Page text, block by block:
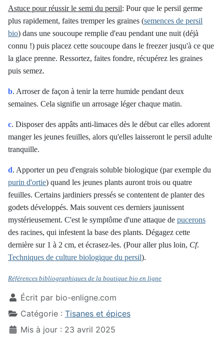
Astuce pour réussir le semi du persil: Pour que le persil germe
plus rapidement, faites tremper les graines (semences de persil
bio) dans une soucoupe remplie d'eau pendant une nuit (déjà
connu !) puis placez cette soucoupe dans le freezer jusqu'à ce que
la glace prenne. Ressortez, faites fondre, récupérez les graines
puis semez.
b. Arroser de façon à tenir la terre humide pendant deux
semaines. Cela signifie un arrosage léger chaque matin.
c. Disposer des appâts anti-limaces dès le début car elles adorent
manger les jeunes feuilles, alors qu'elles laisseront le persil adulte
tranquille.
d. Apporter un peu d'engrais soluble biologique (par exemple du
purin d'ortie) quand les jeunes plants auront trois ou quatre
feuilles. Certains jardiniers pressés se contentent de planter des
godets développés. Mais souvent ces derniers jaunissent
mystérieusement. C'est le symptôme d'une attaque de pucerons
des racines, qui infestent la base des plants. Dégagez cette
dernière sur 1 à 2 cm, et écrasez-les. (Pour aller plus loin, Cf.
Techniques de culture biologique du persil).
Références bibliographiques de la boutique bio en ligne
Écrit par bio-enligne.com
Catégorie : Tisanes et épices
Mis à jour : 23 avril 2025